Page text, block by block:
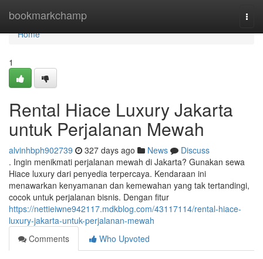
bookmarkchamp
Home
Home
1
Rental Hiace Luxury Jakarta
untuk Perjalanan Mewah
alvinhbph902739 327 days ago News
Discuss
. Ingin menikmati perjalanan mewah di Jakarta? Gunakan sewa
Hiace luxury dari penyedia terpercaya. Kendaraan ini
menawarkan kenyamanan dan kemewahan yang tak tertandingi,
cocok untuk perjalanan bisnis. Dengan fitur
https://nettieiwne942117.mdkblog.com/43117114/rental-hiace-
luxury-jakarta-untuk-perjalanan-mewah
Comments
Who Upvoted